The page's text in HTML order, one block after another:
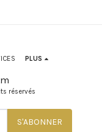
réservés
PLUS
S'ABONNER